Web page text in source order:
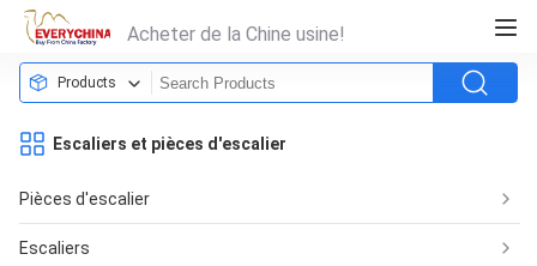
Acheter de la Chine usine!
Products
Escaliers et pièces d'escalier
Pièces d'escalier
Escaliers